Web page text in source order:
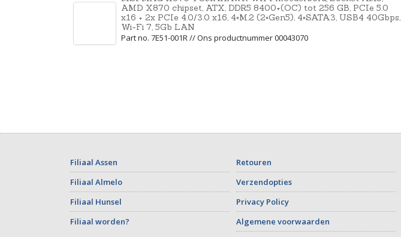
AMD X870 chipset, ATX, DDR5 8400+(OC) tot 256 GB, PCIe 5.0
x16 + 2x PCIe 4.0/3.0 x16, 4×M.2 (2×Gen5), 4×SATA3, USB4 40Gbps,
Wi-Fi 7, 5Gb LAN
Part no. 7E51-001R // Ons productnummer 00043070
Filiaal Assen
Filiaal Almelo
Filiaal Hunsel
Filiaal worden?
Retouren
Verzendopties
Privacy Policy
Algemene voorwaarden